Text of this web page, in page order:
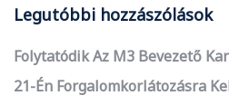
Legutóbbi hozzászólások
Folytatódik Az M3 Bevezető
21-Én Forgalomkorlátozásra